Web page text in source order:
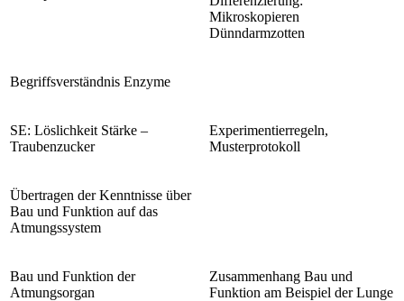
Mikroskopieren
Dünndarmzotten
Begriffsverständnis Enzyme
SE: Löslichkeit Stärke –
Traubenzucker
Experimentierregeln,
Musterprotokoll
Übertragen der Kenntnisse über
Bau und Funktion auf das
Atmungssystem
Bau und Funktion der
Atmungsorgan
Zusammenhang Bau und
Funktion am Beispiel der Lunge